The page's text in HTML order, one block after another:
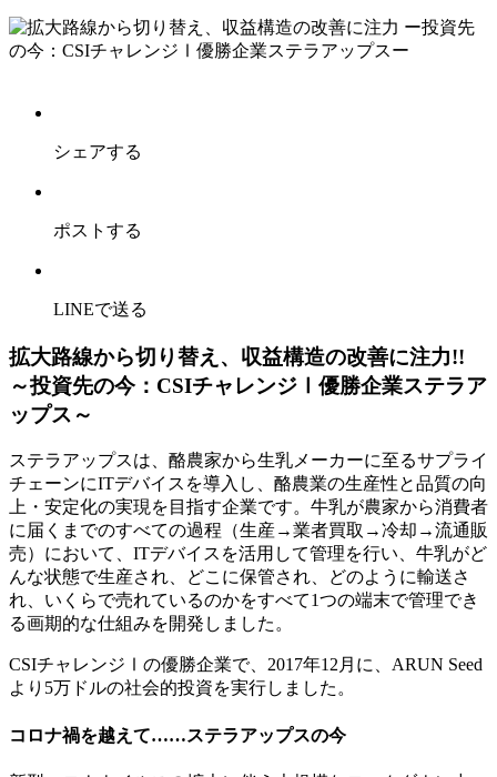
シェアする
ポストする
LINEで送る
拡大路線から切り替え、収益構造の改善に注力!!
～投資先の今：CSIチャレンジⅠ優勝企業ステラア
ップス～
ステラアップスは、酪農家から生乳メーカーに至るサプライ
チェーンにITデバイスを導入し、酪農業の生産性と品質の向
上・安定化の実現を目指す企業です。牛乳が農家から消費者
に届くまでのすべての過程（生産→業者買取→冷却→流通販
売）において、ITデバイスを活用して管理を行い、牛乳がど
んな状態で生産され、どこに保管され、どのように輸送さ
れ、いくらで売れているのかをすべて1つの端末で管理でき
る画期的な仕組みを開発しました。
CSIチャレンジⅠの優勝企業で、2017年12月に、ARUN Seed
より5万ドルの社会的投資を実行しました。
コロナ禍を越えて……ステラアップスの今